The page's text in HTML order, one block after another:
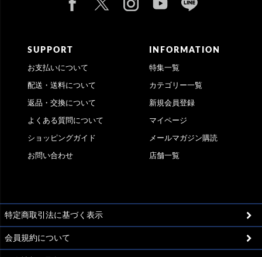
SUPPORT
お支払いについて
配送・送料について
返品・交換について
よくある質問について
ショッピングガイド
お問い合わせ
INFORMATION
特集一覧
カテゴリー一覧
新規会員登録
マイページ
メールマガジン購読
店舗一覧
特定商取引法に基づく表示
会員規約について